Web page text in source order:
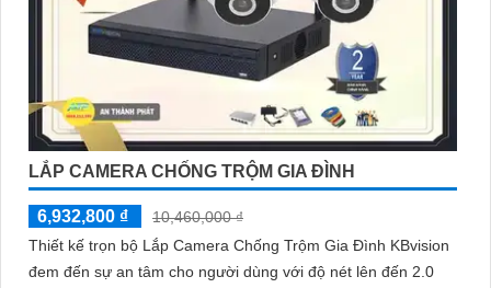
LẮP CAMERA CHỐNG TRỘM GIA ĐÌNH
6,932,800 ₫
10,460,000 ₫
Thiết kế trọn bộ Lắp Camera Chống Trộm Gia Đình KBvision
đem đến sự an tâm cho người dùng với độ nét lên đến 2.0